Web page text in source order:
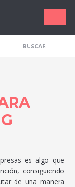
Los
es algo que
consiguiendo
de una manera